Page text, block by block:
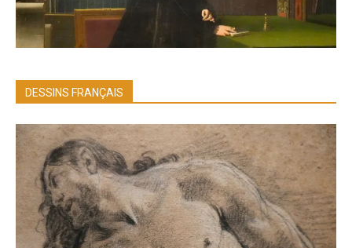
DESSINS FRANÇAIS